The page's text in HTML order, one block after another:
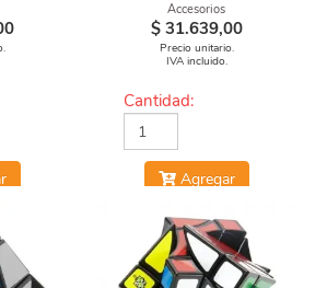
Accesorios
$ 31.639,00
Precio unitario.
IVA incluido.
Cantidad:
Agregar